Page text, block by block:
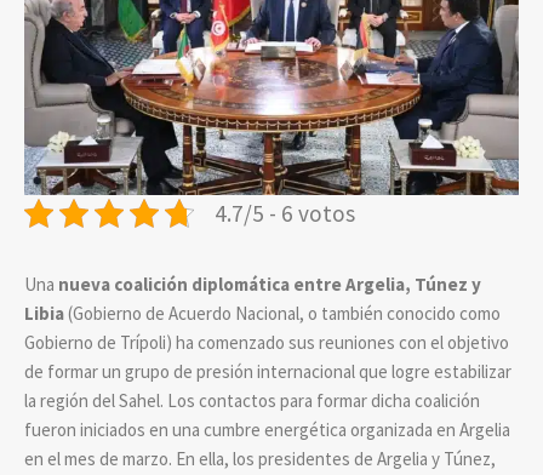
4.7/5 - 6 votos
Una nueva coalición diplomática entre Argelia, Túnez y
Libia(Gobierno de Acuerdo Nacional, o también conocido como
Gobierno de Trípoli) ha comenzado sus reuniones con el objetivo
de formar un grupo de presión internacional que logre estabilizar
la región del Sahel. Los contactos para formar dicha coalición
fueron iniciados en una cumbre energética organizada en Argelia
en el mes de marzo. En ella, los presidentes de Argelia y Túnez,